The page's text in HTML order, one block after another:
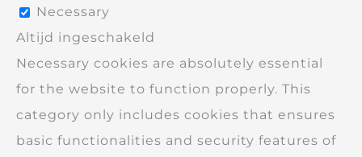
Necessary
Altijd ingeschakeld
Necessary cookies are absolutely essential
for the website to function properly. This
category only includes cookies that ensures
basic functionalities and security features of